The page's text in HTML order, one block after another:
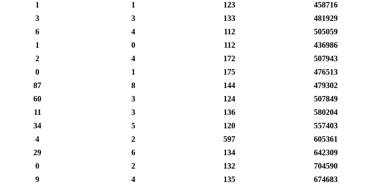
1 1 123
458716
3 3 133
481929
6 4 112
505059
1 0 112
436986
2 4 172
507943
0 1 175
476513
87 8 144
479302
60 3 124
507849
11 3 136
580204
34 5 120
557403
4 2 597
605361
29 6 134
642309
0 2 132
704590
9 4 135
674683